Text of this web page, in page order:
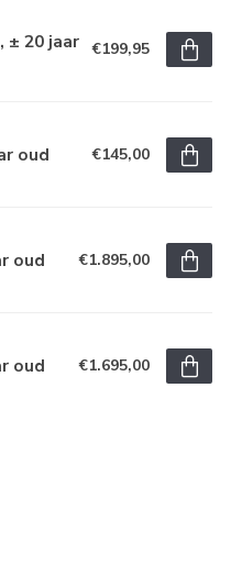
± 20 jaar €199,95
oud €145,00
oud €1.895,00
oud €1.695,00